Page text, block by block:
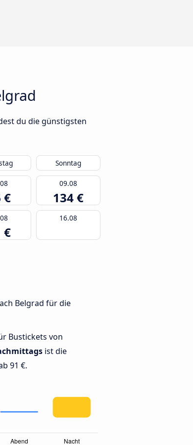
du die günstigsten
Sonntag
€
09.08
134 €
€
16.08
Belgrad für die
Bustickets von
ist die
91 €.